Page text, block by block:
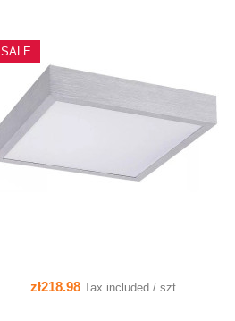
SALE
QUICK VIEW
zł218.98 Tax included / szt